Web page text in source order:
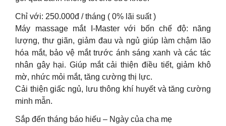
Chỉ với: 250.000đ / tháng ( 0% lãi suất )
Máy massage mắt I-Master với bốn chế độ: năng
lượng, thư giãn, giảm đau và ngủ giúp làm chậm lão
hóa mắt, bảo vệ mắt trước ánh sáng xanh và các tác
nhân gây hại. Giúp mắt cải thiện điều tiết, giảm khô
mờ, nhức mỏi mắt, tăng cường thị lực.
Cải thiện giấc ngủ, lưu thông khí huyết và tăng cường
minh mẫn.
Sắp đến tháng báo hiếu – Ngày của cha mẹ